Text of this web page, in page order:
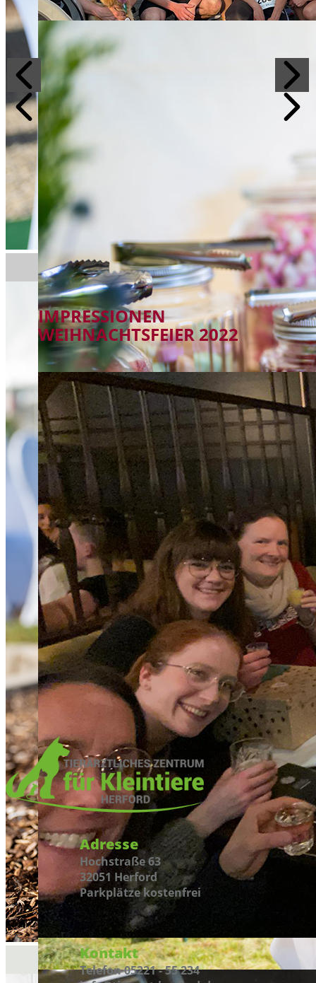
IMPRESSIONEN
WEIHNACHTSFEIER 2022
Adresse
Hochstraße 63
32051 Herford
Parkplätze kostenfrei
Kontakt
Telefon 05221 - 55 234